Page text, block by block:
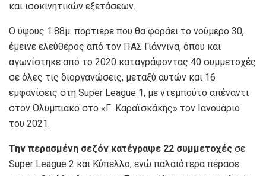
και ισοκινητικών εξετάσεων.
Ο ύψους 1.88μ. πορτιέρε που θα φοράει το νούμερο 30,
έμεινε ελεύθερος από τον ΠΑΣ Γιάννινα, όπου και
αγωνίστηκε από το 2020 καταγράφοντας 40 συμμετοχές
σε όλες τις διοργανώσεις, μεταξύ αυτών και 16
εμφανίσεις στη Super League 1, με ντεμπούτο απέναντι
στον Ολυμπιακό στο «Γ. Καραϊσκάκης» τον Ιανουάριο
του 2021.
Την περασμένη σεζόν κατέγραψε 22 συμμετοχές σε
Super League 2 και Κύπελλο, ενώ παλαιότερα πέρασε